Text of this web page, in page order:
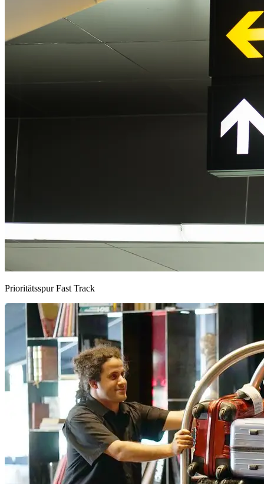
Prioritätsspur Fast Track